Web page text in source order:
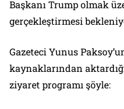
Başkanı Trump olmak
gerçekleştirmesi
Gazeteci Yunus
kaynaklarından
ziyaret programı şöyle: